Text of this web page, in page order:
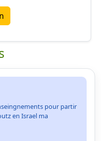
pour partir
en Israel ma